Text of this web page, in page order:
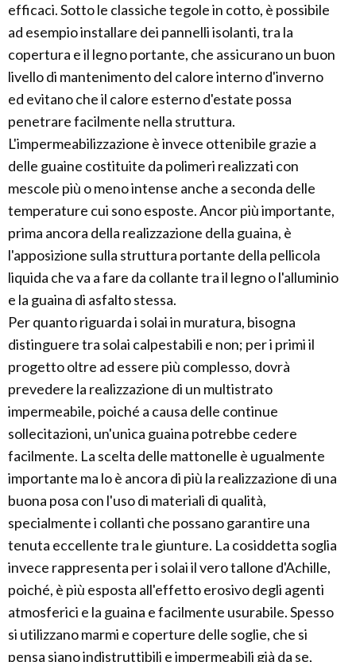
efficaci. Sotto le classiche tegole in cotto, è possibile
ad esempio installare dei pannelli isolanti, tra la
copertura e il legno portante, che assicurano un buon
livello di mantenimento del calore interno d'inverno
ed evitano che il calore esterno d'estate possa
penetrare facilmente nella struttura.
L'impermeabilizzazione è invece ottenibile grazie a
delle guaine costituite da polimeri realizzati con
mescole più o meno intense anche a seconda delle
temperature cui sono esposte. Ancor più importante,
prima ancora della realizzazione della guaina, è
l'apposizione sulla struttura portante della pellicola
liquida che va a fare da collante tra il legno o l'alluminio
e la guaina di asfalto stessa.
Per quanto riguarda i solai in muratura, bisogna
distinguere tra solai calpestabili e non; per i primi il
progetto oltre ad essere più complesso, dovrà
prevedere la realizzazione di un multistrato
impermeabile, poiché a causa delle continue
sollecitazioni, un'unica guaina potrebbe cedere
facilmente. La scelta delle mattonelle è ugualmente
importante ma lo è ancora di più la realizzazione di una
buona posa con l'uso di materiali di qualità,
specialmente i collanti che possano garantire una
tenuta eccellente tra le giunture. La cosiddetta soglia
invece rappresenta per i solai il vero tallone d'Achille,
poiché, è più esposta all'effetto erosivo degli agenti
atmosferici e la guaina e facilmente usurabile. Spesso
si utilizzano marmi e coperture delle soglie, che si
pensa siano indistruttibili e impermeabili già da se,